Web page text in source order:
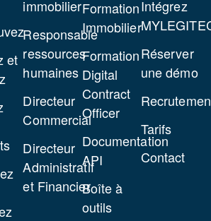
et
immobilier
Responsable
ressources
humaines
Directeur
Commercial
Directeur
Administratif
et Financier
Formation
Immobilier
Formation
Digital
Contract
Officer
Documentation
API
Boîte à
outils
Intégrez
Réserver
une démo
Tarifs
Contact